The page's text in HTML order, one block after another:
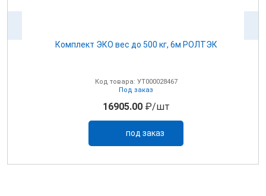
Комплект ЭКО вес до 500 кг, 6м РОЛТЭК
Код товара: УТ000028467
Под заказ
16905.00₽/шт
под заказ